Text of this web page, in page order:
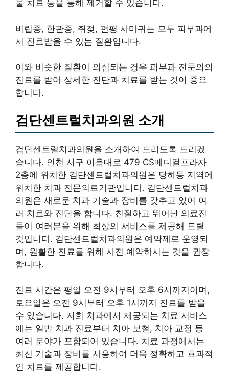
물 치료 등을 통해 제거할 수 있습니다.
비립종, 한관종, 쥐젖, 편평 사마귀는 모두 피부과에
서 진료받을 수 있는 질환입니다.
이와 비슷한 질환이 의심되는 경우 피부과 전문의의
진료를 받아 상세한 진단과 치료를 받는 것이 중요
합니다.
검단센트럴치과의원 소개
검단센트럴치과의원을 소개하여 드리도록 드리겠
습니다. 인천 서구 이음대로 479 CS메디컬프라자
2층에 위치한 검단센트럴치과의원은 당하동 지역에
위치한 치과 전문의료기관입니다. 검단센트럴치과
의원은 새로운 치과 기술과 장비를 갖추고 있어 여
러 치료와 진단을 합니다. 친절하고 뛰어난 의료진
들이 여러분을 위해 최상의 서비스를 제공해 드릴
것입니다. 검단센트럴치과의원은 예약제로 운영되
며, 원활한 진료를 위해 사전 예약하시는 것을 권장
합니다.
진료 시간은 평일 오전 9시부터 오후 6시까지이며,
토요일은 오전 9시부터 오후 1시까지 진료를 받을
수 있습니다. 저희 치과에서 제공되는 치료 서비스
에는 일반 치과 진료부터 치아 보철, 치아 교정 등
여러 분야가 포함되어 있습니다. 치료 과정에서는
최신 기술과 장비를 사용하여 더욱 정확하고 효과적
인 치료를 제공합니다.